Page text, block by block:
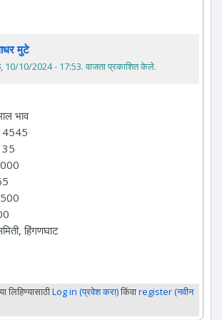
मुटे
10/10/2024 - 17:53. वाजता प्रकाशित केले.
भाव
4545
हिंगणघाट
लिहिण्यासाठीLog in (प्रवेश करा)किंवाregister (नवीन